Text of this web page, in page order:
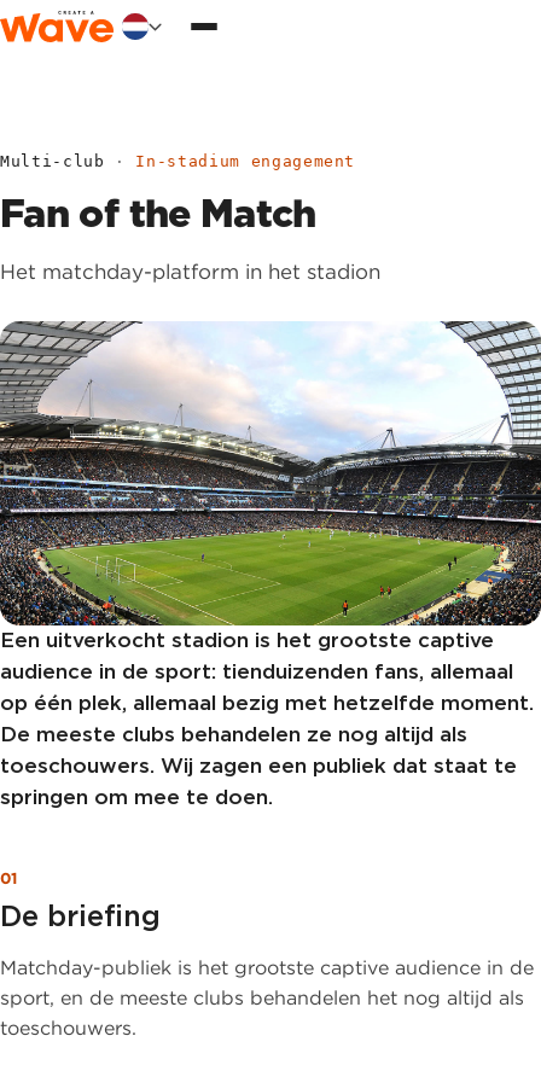
Naar inhoud Menu
Multi-club · In-stadium engagement
Fan of the Match
Het matchday-platform in het stadion
Een uitverkocht stadion is het grootste captive
audience in de sport: tienduizenden fans, allemaal
op één plek, allemaal bezig met hetzelfde moment.
De meeste clubs behandelen ze nog altijd als
toeschouwers. Wij zagen een publiek dat staat te
springen om mee te doen.
01
De briefing
Matchday-publiek is het grootste captive audience in de
sport, en de meeste clubs behandelen het nog altijd als
toeschouwers.